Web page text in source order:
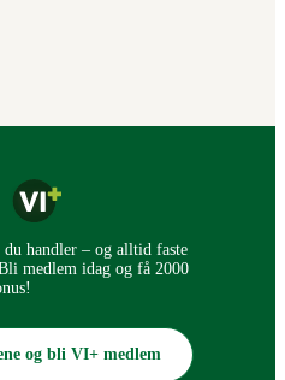
handler – og alltid faste
medlem idag og få 2000
og bli VI+ medlem